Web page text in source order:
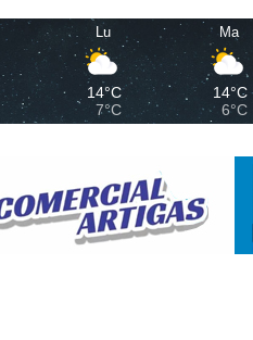
Lu
14°C
7°C
Ma
14°C
6°C